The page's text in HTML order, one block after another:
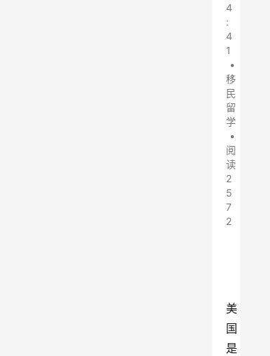
4
:
4
1
•
移
民
留
学
•
阅
读
2
5
7
2
美
国
是